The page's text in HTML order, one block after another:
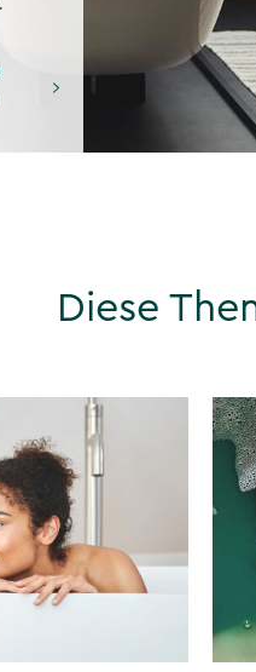
Diese